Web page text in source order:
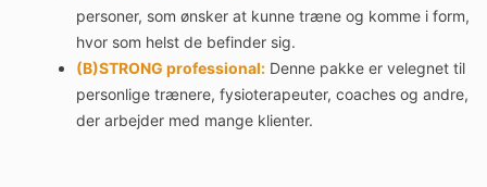
personer, som ønsker at kunne træne og komme i form,
hvor som helst de befinder sig.
(B)STRONG professional: Denne pakke er velegnet til
personlige trænere, fysioterapeuter, coaches og andre,
der arbejder med mange klienter.